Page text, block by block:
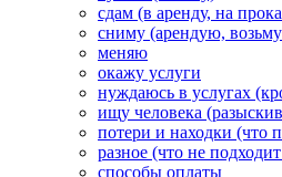
сдам (в аренду, на
сниму (арендую,
меняю
окажу услуги
нуждаюсь в услугах
ищу человека
потери и находки (что
разное (что не
способы оплаты